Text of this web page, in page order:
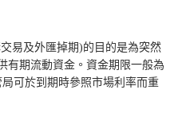
易及外匯掉期)的目的是為突然
有期流動資金。資金期限一般為
可於到期時參照市場利率而重